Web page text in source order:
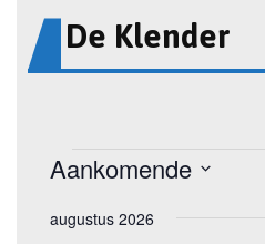
De Klender